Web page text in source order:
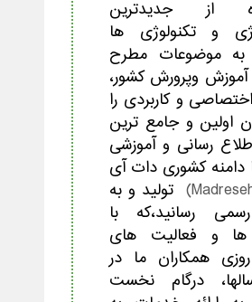
از جدیدترین
و تکنولوژی ها
موضوعات مطرح
آموزش وپرورش کشور،
و کاربردی را
اولین و جامع ترین
رسانی و آموزشی
دامنه کشوری دات آی
) تولید و به
رسانید،که با
و فعالیت های
همکاران ما در
درگام نخست